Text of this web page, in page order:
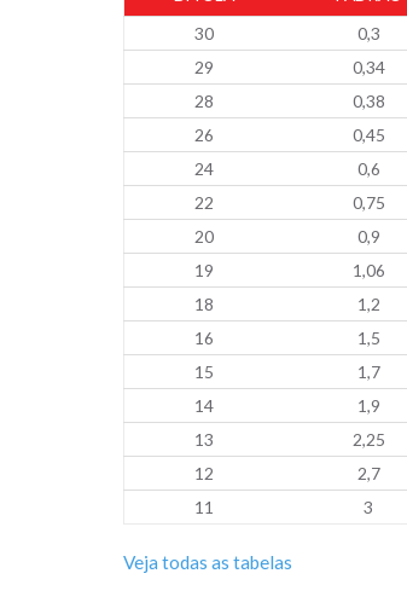
30
0,3
29
0,34
28
0,38
26
0,45
24
0,6
22
0,75
20
0,9
19
1,06
18
1,2
16
1,5
15
1,7
14
1,9
13
2,25
12
2,7
11
3
Veja todas as tabelas